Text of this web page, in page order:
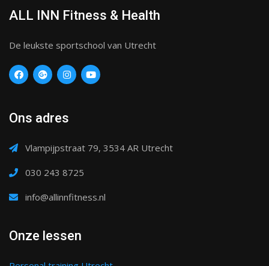
ALL INN Fitness & Health
De leukste sportschool van Utrecht
Ons adres
Vlampijpstraat 79, 3534 AR Utrecht
030 243 8725
info@allinnfitness.nl
Onze lessen